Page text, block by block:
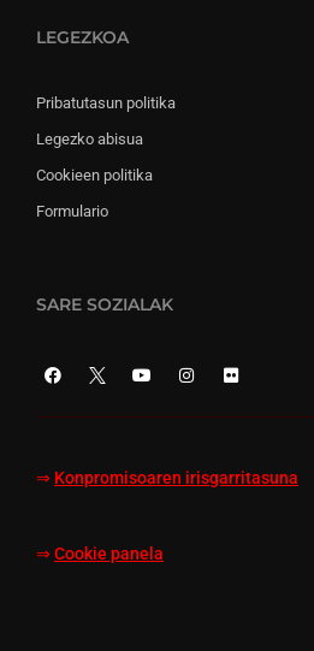
LEGEZKOA
Pribatutasun politika
Legezko abisua
Cookieen politika
Formulario
SARE SOZIALAK
⇒ Konpromisoaren irisgarritasuna
⇒ Cookie panela